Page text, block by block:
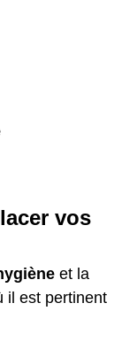
vos
et la
il est pertinent